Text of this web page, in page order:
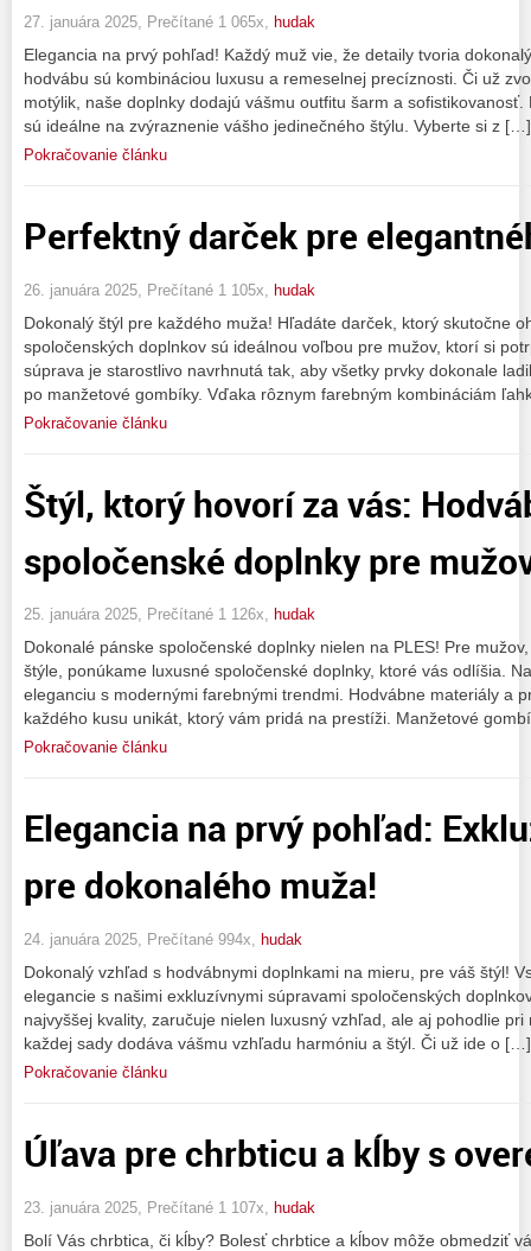
27. januára 2025, Prečítané 1 065x, hudak
Elegancia na prvý pohľad! Každý muž vie, že detaily tvoria
hodvábu sú kombináciou luxusu a remeselnej precíznosti. Či už
motýlik, naše doplnky dodajú vášmu outfitu šarm a
sú ideálne na zvýraznenie vášho jedinečného štýlu. Vyberte si z […]
Pokračovanie článku
Perfektný darček pre
26. januára 2025, Prečítané 1 105x, hudak
Dokonalý štýl pre každého muža! Hľadáte darček, ktorý skutočne
spoločenských doplnkov sú ideálnou voľbou pre mužov, ktorí si
súprava je starostlivo navrhnutá tak, aby všetky prvky dokonale
po manžetové gombíky. Vďaka rôznym farebným kombináciám
Pokračovanie článku
Štýl, ktorý hovorí za vás:
spoločenské doplnky pre
25. januára 2025, Prečítané 1 126x, hudak
Dokonalé pánske spoločenské doplnky nielen na PLES! Pre
štýle, ponúkame luxusné spoločenské doplnky, ktoré vás odlíšia.
eleganciu s modernými farebnými trendmi. Hodvábne materiály a
každého kusu unikát, ktorý vám pridá na prestíži. Manžetové
Pokračovanie článku
Elegancia na prvý pohľad:
pre dokonalého muža!
24. januára 2025, Prečítané 994x, hudak
Dokonalý vzhľad s hodvábnymi doplnkami na mieru, pre váš štýl!
elegancie s našimi exkluzívnymi súpravami spoločenských
najvyššej kvality, zaručuje nielen luxusný vzhľad, ale aj pohodlie
každej sady dodáva vášmu vzhľadu harmóniu a štýl. Či už ide o […]
Pokračovanie článku
Úľava pre chrbticu a kĺby s
23. januára 2025, Prečítané 1 107x, hudak
Bolí Vás chrbtica, či kĺby? Bolesť chrbtice a kĺbov môže obmedziť